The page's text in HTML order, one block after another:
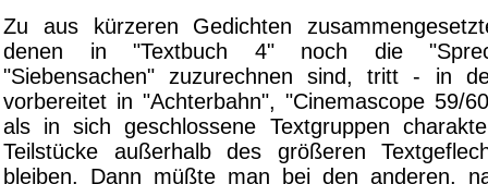
Zu aus kürzeren Gedichten
denen in "Textbuch 4" noch die
"Siebensachen" zuzurechnen sind, tritt - in
vorbereitet in "Achterbahn", "Cinemascope 59/
als in sich geschlossene Textgruppen
Teilstücke außerhalb des größeren
bleiben. Dann müßte man bei den anderen,